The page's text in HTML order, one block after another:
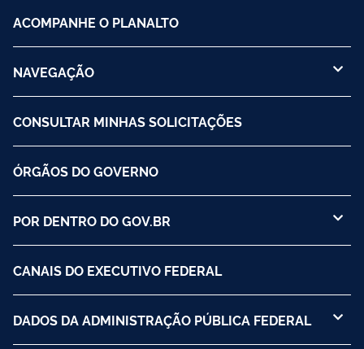
ACOMPANHE O PLANALTO
NAVEGAÇÃO
CONSULTAR MINHAS SOLICITAÇÕES
ÓRGÃOS DO GOVERNO
POR DENTRO DO GOV.BR
CANAIS DO EXECUTIVO FEDERAL
DADOS DA ADMINISTRAÇÃO PÚBLICA FEDERAL